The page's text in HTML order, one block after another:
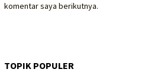
komentar saya berikutnya.
TOPIK POPULER